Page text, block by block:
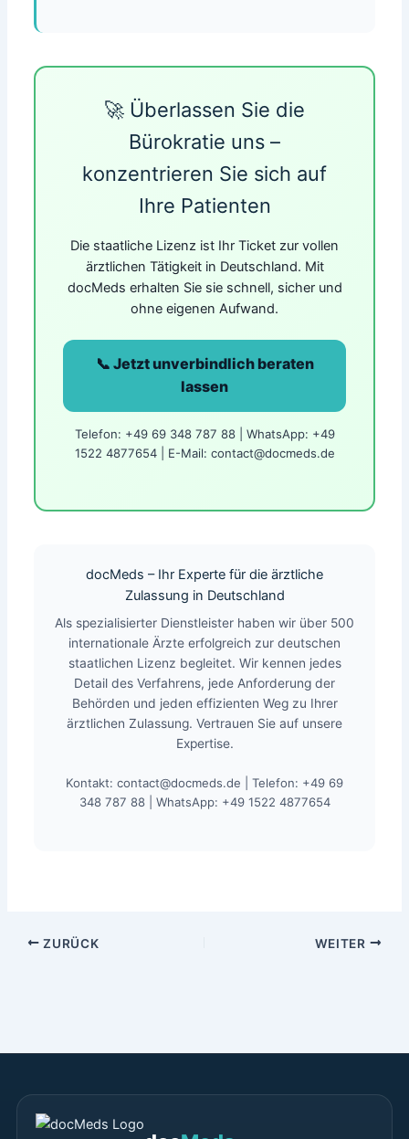
🚀 Überlassen Sie die
Bürokratie uns –
konzentrieren Sie sich auf
Ihre Patienten
Die staatliche Lizenz ist Ihr Ticket zur vollen
ärztlichen Tätigkeit in Deutschland. Mit
docMeds erhalten Sie sie schnell, sicher und
ohne eigenen Aufwand.
📞 Jetzt unverbindlich beraten
lassen
Telefon: +49 69 348 787 88 | WhatsApp: +49
1522 4877654 | E-Mail: contact@docmeds.de
docMeds – Ihr Experte für die ärztliche
Zulassung in Deutschland
Als spezialisierter Dienstleister haben wir über 500
internationale Ärzte erfolgreich zur deutschen
staatlichen Lizenz begleitet. Wir kennen jedes
Detail des Verfahrens, jede Anforderung der
Behörden und jeden effizienten Weg zu Ihrer
ärztlichen Zulassung. Vertrauen Sie auf unsere
Expertise.
Kontakt: contact@docmeds.de | Telefon: +49 69
348 787 88 | WhatsApp: +49 1522 4877654
ZURÜCK WEITER